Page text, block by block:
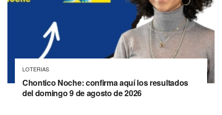
LOTERIAS
Chontico Noche: confirma aquí los resultados
del domingo 9 de agosto de 2026